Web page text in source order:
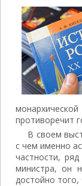
противоречит
В своем
с чем именно
частности,
министра, он
достойно